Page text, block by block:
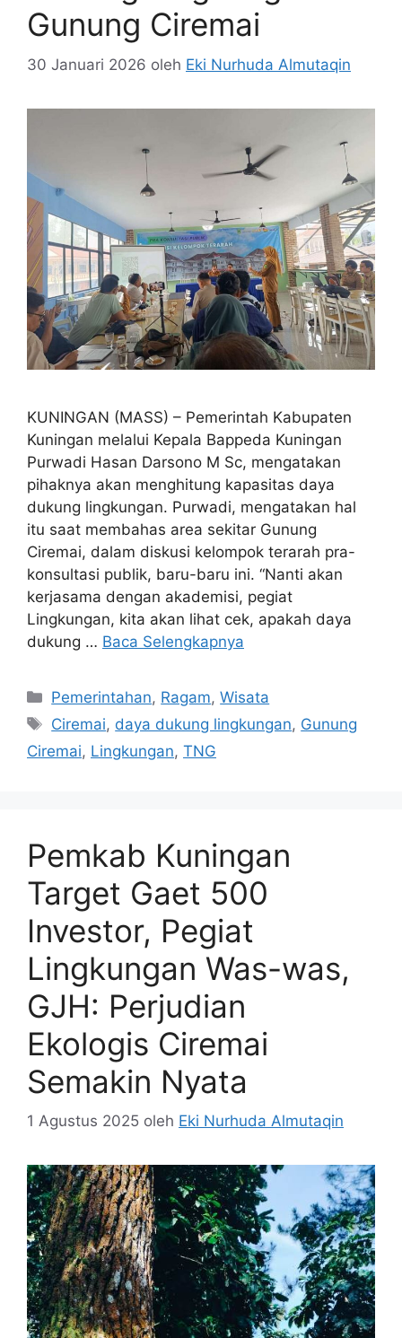
Gunung Ciremai
30 Januari 2026 oleh Eki Nurhuda Almutaqin
KUNINGAN (MASS) – Pemerintah Kabupaten
Kuningan melalui Kepala Bappeda Kuningan
Purwadi Hasan Darsono M Sc, mengatakan
pihaknya akan menghitung kapasitas daya
dukung lingkungan. Purwadi, mengatakan hal
itu saat membahas area sekitar Gunung
Ciremai, dalam diskusi kelompok terarah pra-
konsultasi publik, baru-baru ini. “Nanti akan
kerjasama dengan akademisi, pegiat
Lingkungan, kita akan lihat cek, apakah daya
dukung … Baca Selengkapnya
Kategori
Pemerintahan, Ragam,Wisata
Tag
Ciremai, daya dukung lingkungan, Gunung
Ciremai, Lingkungan, TNG
Pemkab Kuningan
Target Gaet 500
Investor, Pegiat
Lingkungan Was-was,
GJH: Perjudian
Ekologis Ciremai
Semakin Nyata
1 Agustus 2025 oleh Eki Nurhuda Almutaqin